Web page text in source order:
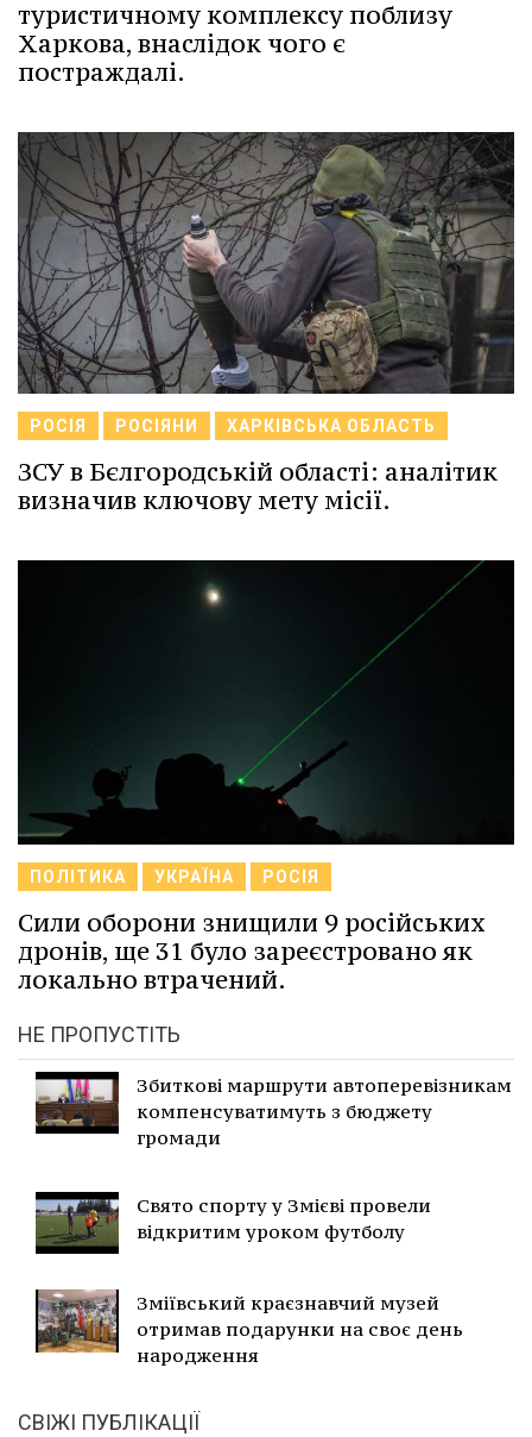
туристичному комплексу поблизу
Харкова, внаслідок чого є
постраждалі.
РОСІЯ РОСІЯНИ ХАРКІВСЬКА ОБЛАСТЬ
ЗСУ в Бєлгородській області: аналітик
визначив ключову мету місії.
ПОЛІТИКА УКРАЇНА РОСІЯ
Сили оборони знищили 9 російських
дронів, ще 31 було зареєстровано як
локально втрачений.
НЕ ПРОПУСТІТЬ
Збиткові маршрути автоперевізникам
компенсуватимуть з бюджету
громади
Свято спорту у Змієві провели
відкритим уроком футболу
Зміївський краєзнавчий музей
отримав подарунки на своє день
народження
СВІЖІ ПУБЛІКАЦІЇ